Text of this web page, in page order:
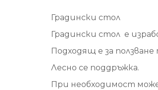
Градински стол
Градински стол е
Подходящ е за ползване
Лесно се поддръжка.
При необходимост